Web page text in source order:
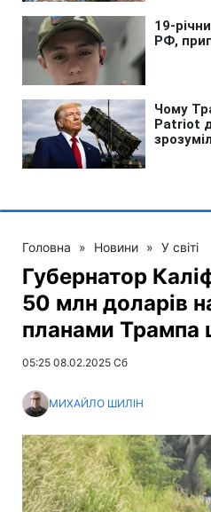
Головна » Новини » У світі
Губернатор
50 млн доларів
планами Трампа
05:25 08.02.2025 Сб
МИХАЙЛО ШИЛІН